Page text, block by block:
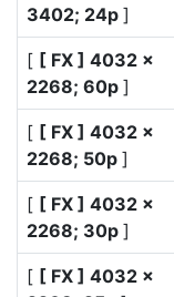
3402; 24p ]
[ [ FX ] 4032 ×
2268; 60p ]
[ [ FX ] 4032 ×
2268; 50p ]
[ [ FX ] 4032 ×
2268; 30p ]
[ [ FX ] 4032 ×